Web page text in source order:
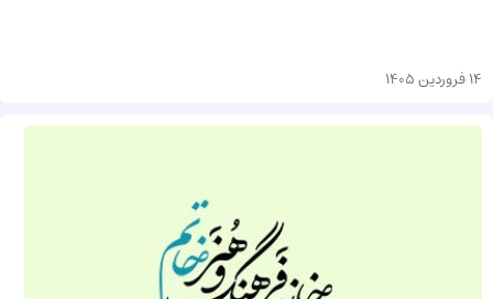
14 فروردین 1405